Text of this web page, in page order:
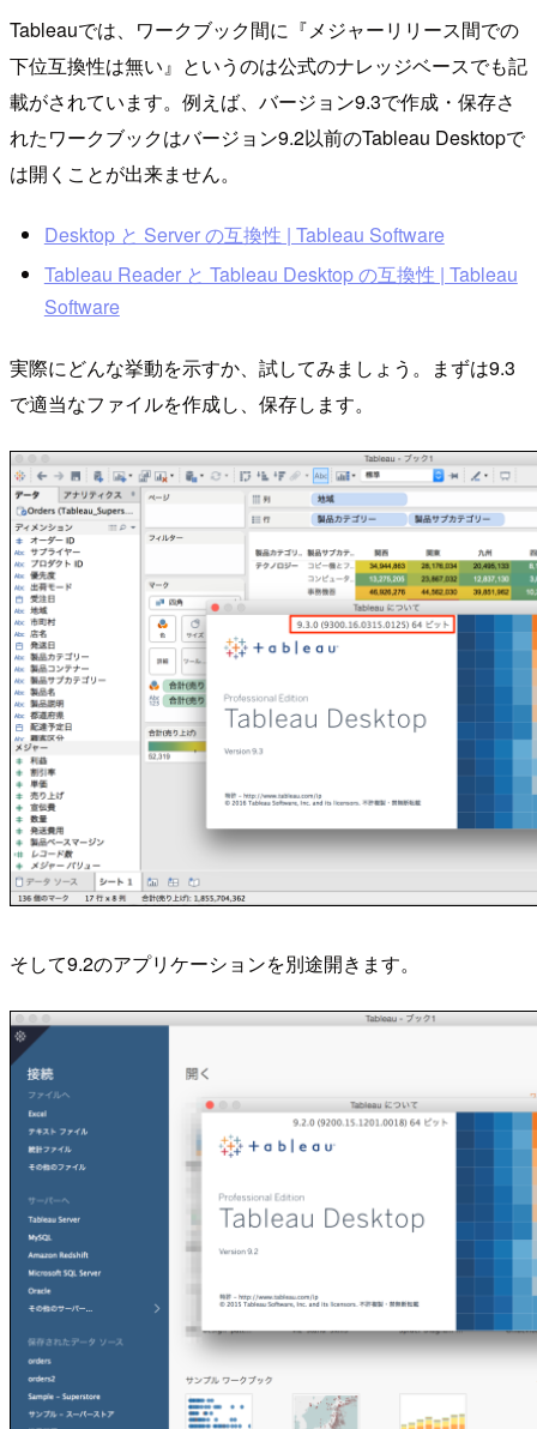
Tableauでは、ワークブック間に『メジャーリリース間での
下位互換性は無い』というのは公式のナレッジベースでも記
載がされています。例えば、バージョン9.3で作成・保存さ
れたワークブックはバージョン9.2以前のTableau Desktopで
は開くことが出来ません。
Desktop と Server の互換性 | Tableau Software
Tableau Reader と Tableau Desktop の互換性 | Tableau
Software
実際にどんな挙動を示すか、試してみましょう。まずは9.3
で適当なファイルを作成し、保存します。
そして9.2のアプリケーションを別途開きます。